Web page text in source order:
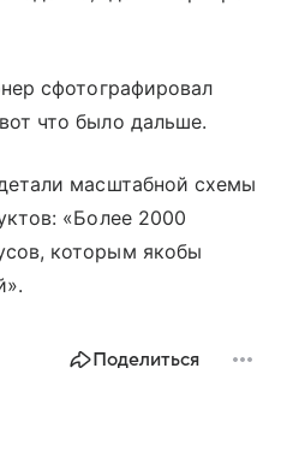
сфотографировал
что было дальше.
масштабной схемы
«Более 2000
которым якобы
Поделиться